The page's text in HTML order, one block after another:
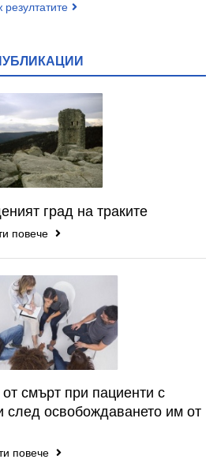
резултатите
град на траките
повече
смърт при пациенти с
след освобождаването им от
повече